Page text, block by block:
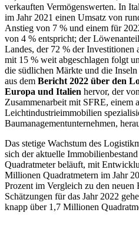
verkauften Vermögenswerten. In
im Jahr 2021 einen Umsatz von
Anstieg von 7 % und einem für
von 4 % entspricht; der
Landes, der 72 % der
mit 15 % weit abgeschlagen folgt
die südlichen Märkte und die
aus dem Bericht 2022 über den
Europa und Italien hervor, der
Zusammenarbeit mit SFRE, einem
Leichtindustrieimmobilien
Baumanagementunternehmen,
Das stetige Wachstum des
sich der aktuelle
Quadratmeter beläuft, mit
Millionen Quadratmetern im Jahr
Prozent im Vergleich zu den neuen
Schätzungen für das Jahr 2022
knapp über 1,7 Millionen